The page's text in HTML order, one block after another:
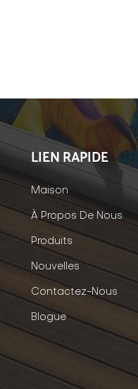
LIEN RAPIDE
Maison
À Propos De Nous
Produits
Nouvelles
Contactez-Nous
Blogue